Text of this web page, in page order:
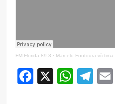
FM Florida 89.3 · Marcelo Fontoura
Facebook
X